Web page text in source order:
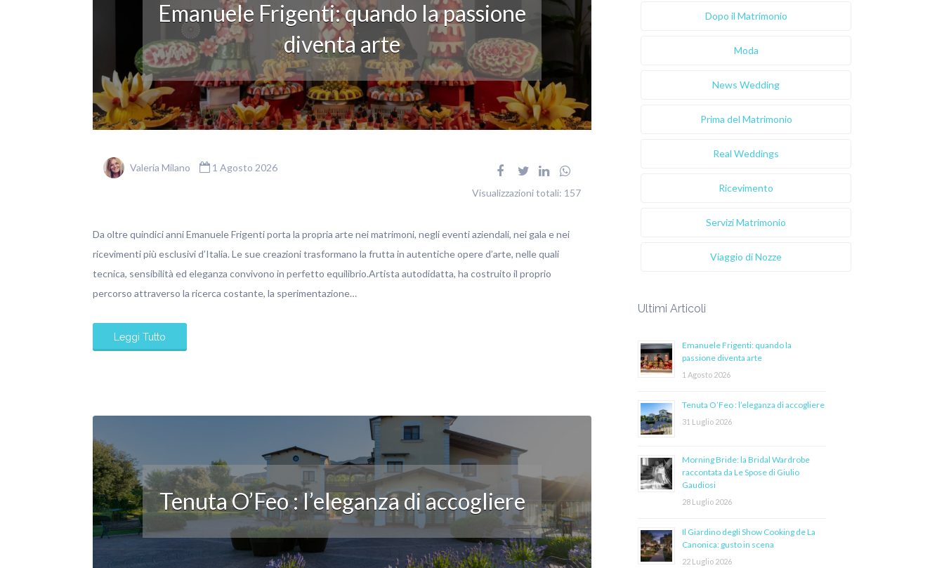
Emanuele Frigenti: quando la passione
diventa arte
Valeria Milano 1 Agosto 2026
Visualizzazioni totali: 157
Da oltre quindici anni Emanuele Frigenti porta la propria arte nei matrimoni, negli eventi aziendali, nei gala e nei
ricevimenti più esclusivi d’Italia. Le sue creazioni trasformano la frutta in autentiche opere d’arte, nelle quali
tecnica, sensibilità ed eleganza convivono in perfetto equilibrio.Artista autodidatta, ha costruito il proprio
percorso attraverso la ricerca costante, la sperimentazione…
Leggi Tutto
Tenuta O’Feo : l’eleganza di accogliere
Dopo il Matrimonio
Moda
News Wedding
Prima del Matrimonio
Real Weddings
Ricevimento
Servizi Matrimonio
Viaggio di Nozze
Ultimi Articoli
Emanuele Frigenti: quando la
passione diventa arte
1 Agosto 2026
Tenuta O’Feo : l’eleganza di accogliere
31 Luglio 2026
Morning Bride: la Bridal Wardrobe
raccontata da Le Spose di Giulio
Gaudiosi
28 Luglio 2026
Il Giardino degli Show Cooking de La
Canonica: gusto in scena
22 Luglio 2026